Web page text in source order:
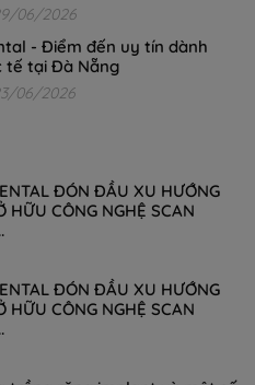
06/2026
- Điểm đến uy tín dành
tế tại Đà Nẵng
06/2026
ĐÓN ĐẦU XU HƯỚNG
HỮU CÔNG NGHỆ SCAN
ĐÓN ĐẦU XU HƯỚNG
HỮU CÔNG NGHỆ SCAN